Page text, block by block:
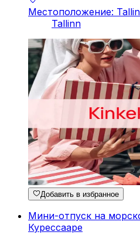
Местоположение:
Tallinn
Добавить в избранное
Мини-отпуск на
Курессааре